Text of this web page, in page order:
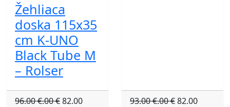
Žehliaca
doska 115x35
cm K-UNO
Black Tube M
– Rolser
96.00 €.00 €82.00
93.00 €.00 €82.00